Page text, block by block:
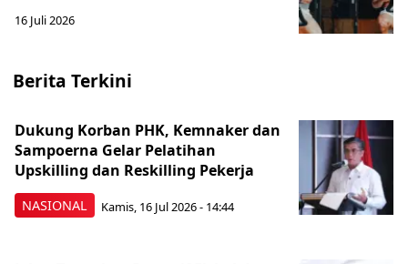
16 Juli 2026
Berita Terkini
NASIONAL
Dukung Korban PHK, Kemnaker dan
Sampoerna Gelar Pelatihan
Upskilling dan Reskilling Pekerja
Kamis, 16 Jul 2026 - 14:44